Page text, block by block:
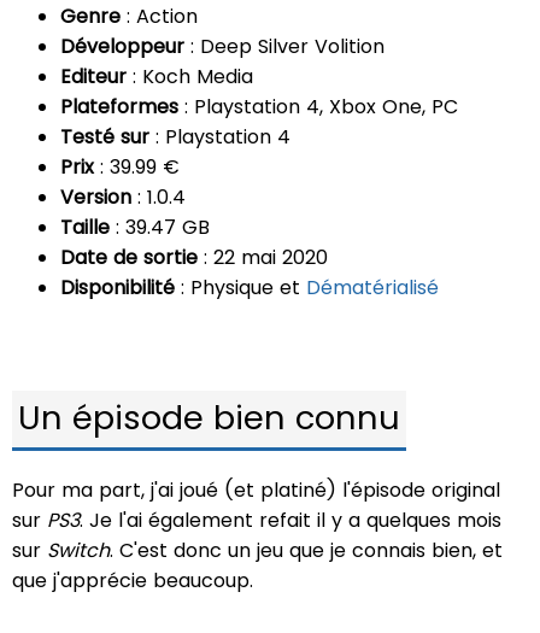
Genre : Action
Développeur : Deep Silver Volition
Editeur : Koch Media
Plateformes : Playstation 4, Xbox One, PC
Testé sur : Playstation 4
Prix: 39.99 €
Version : 1.0.4
Taille : 39.47 GB
Date de sortie : 22 mai 2020
Disponibilité : Physique et Dématérialisé
Un épisode bien connu
Pour ma part, j'ai joué (et platiné) l'épisode original
sur PS3. Je l'ai également refait il y a quelques mois
sur Switch. C'est donc un jeu que je connais bien, et
que j'apprécie beaucoup.